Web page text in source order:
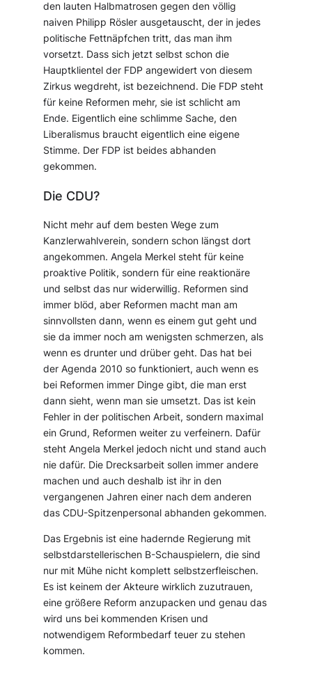
den lauten Halbmatrosen gegen den völlig
naiven Philipp Rösler ausgetauscht, der in jedes
politische Fettnäpfchen tritt, das man ihm
vorsetzt. Dass sich jetzt selbst schon die
Hauptklientel der FDP angewidert von diesem
Zirkus wegdreht, ist bezeichnend. Die FDP steht
für keine Reformen mehr, sie ist schlicht am
Ende. Eigentlich eine schlimme Sache, den
Liberalismus braucht eigentlich eine eigene
Stimme. Der FDP ist beides abhanden
gekommen.
Die CDU?
Nicht mehr auf dem besten Wege zum
Kanzlerwahlverein, sondern schon längst dort
angekommen. Angela Merkel steht für keine
proaktive Politik, sondern für eine reaktionäre
und selbst das nur widerwillig. Reformen sind
immer blöd, aber Reformen macht man am
sinnvollsten dann, wenn es einem gut geht und
sie da immer noch am wenigsten schmerzen, als
wenn es drunter und drüber geht. Das hat bei
der Agenda 2010 so funktioniert, auch wenn es
bei Reformen immer Dinge gibt, die man erst
dann sieht, wenn man sie umsetzt. Das ist kein
Fehler in der politischen Arbeit, sondern maximal
ein Grund, Reformen weiter zu verfeinern. Dafür
steht Angela Merkel jedoch nicht und stand auch
nie dafür. Die Drecksarbeit sollen immer andere
machen und auch deshalb ist ihr in den
vergangenen Jahren einer nach dem anderen
das CDU-Spitzenpersonal abhanden gekommen.
Das Ergebnis ist eine hadernde Regierung mit
selbstdarstellerischen B-Schauspielern, die sind
nur mit Mühe nicht komplett selbstzerfleischen.
Es ist keinem der Akteure wirklich zuzutrauen,
eine größere Reform anzupacken und genau das
wird uns bei kommenden Krisen und
notwendigem Reformbedarf teuer zu stehen
kommen.